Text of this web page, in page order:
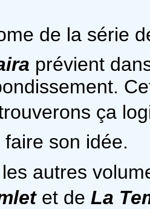
de la série
prévient
trouverons ça
son idée.
autres
et de La